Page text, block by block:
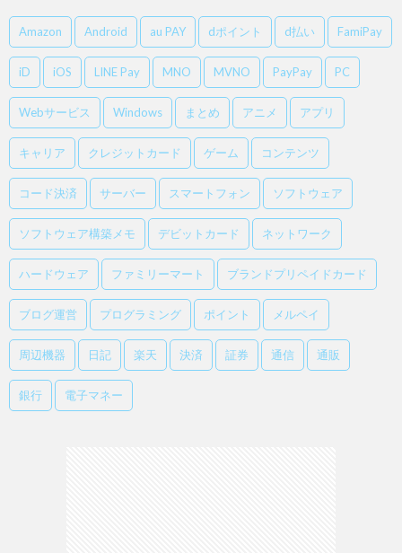
Amazon Android au PAY dポイント d払い FamiPay
iD iOS LINE Pay MNO MVNO PayPay PC
Webサービス Windows まとめ アニメ アプリ
キャリア クレジットカード ゲーム コンテンツ
コード決済 サーバー スマートフォン ソフトウェア
ソフトウェア構築メモ デビットカード ネットワーク
ハードウェア ファミリーマート ブランドプリペイドカード
ブログ運営 プログラミング ポイント メルペイ
周辺機器 日記 楽天 決済 証券 通信 通販
銀行 電子マネー